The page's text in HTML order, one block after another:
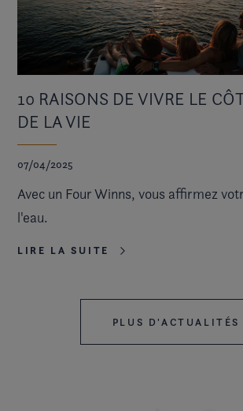
10 RAISONS DE VIVRE LE
DE LA VIE
07/04/2025
Avec un Four Winns, vous affirmez
l'eau.
LIRE LA SUITE
PLUS D'ACTUALITÉS